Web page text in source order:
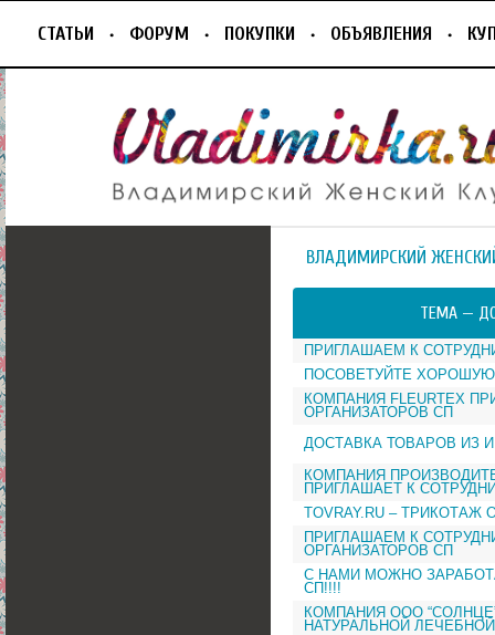
СТАТЬИ ФОРУМ ПОКУПКИ ОБЪЯВЛЕНИЯ
ВЛАДИМИРСКИЙ
ТЕМА —
ПРИГЛАШАЕМ К
ПОСОВЕТУЙТЕ
КОМПАНИЯ FLEURTEX
ОРГАНИЗАТОРОВ СП
ДОСТАВКА ТОВАРОВ ИЗ
КОМПАНИЯ
ПРИГЛАШАЕТ К
TOVRAY.RU –
ПРИГЛАШАЕМ К
ОРГАНИЗАТОРОВ СП
С НАМИ МОЖНО
СП!!!!
КОМПАНИЯ ООО
НАТУРАЛЬНОЙ